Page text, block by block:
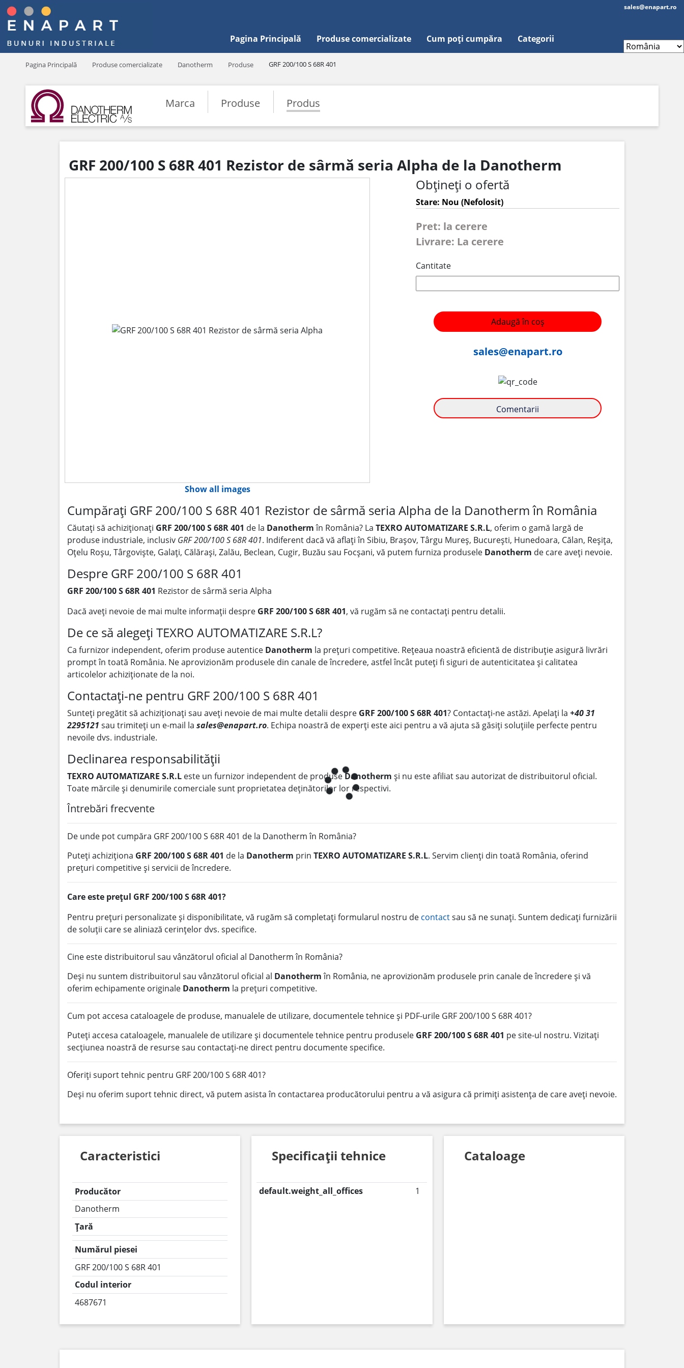
Pagina Principală Produse comercializate Cum poți cumpăra Categorii
sales@enapart.ro
Pagina Principală Produse comercializate Danotherm Produse GRF 200/100 S 68R 401
Marca Produse Produs
GRF 200/100 S 68R 401 Rezistor de sârmă seria Alpha de la Danotherm
Show all images
Obțineți o ofertă
Stare: Nou (Nefolosit)
Pret: la cerere
Livrare: La cerere
Cantitate
Adaugă în coș
sales@enapart.ro
Comentarii
Cumpărați GRF 200/100 S 68R 401 Rezistor de sârmă seria Alpha de la Danotherm în România
Căutați să achiziționați GRF 200/100 S 68R 401 de la Danothermîn România? La TEXRO AUTOMATIZARE S.R.L, oferim o gamă largă de
produse industriale, inclusiv GRF 200/100 S 68R 401. Indiferent dacă vă aflați în Sibiu, Brașov, Târgu Mureș, București, Hunedoara, Călan, Reșița,
Oțelu Roșu, Târgoviște, Galați, Călărași, Zalău, Beclean, Cugir, Buzău sau Focșani, vă putem furniza produsele Danotherm de care aveți nevoie.
Despre GRF 200/100 S 68R 401
GRF 200/100 S 68R 401 Rezistor de sârmă seria Alpha
Dacă aveți nevoie de mai multe informații despre GRF 200/100 S 68R 401, vă rugăm să ne contactați pentru detalii.
De ce să alegeți TEXRO AUTOMATIZARE S.R.L?
Ca furnizor independent, oferim produse autentice Danotherm la prețuri competitive. Rețeaua noastră eficientă de distribuție asigură livrări
prompt în toată România. Ne aprovizionăm produsele din canale de încredere, astfel încât puteți fi siguri de autenticitatea și calitatea
articolelor achiziționate de la noi.
Contactați-ne pentru GRF 200/100 S 68R 401
Sunteți pregătit să achiziționați sau aveți nevoie de mai multe detalii despre GRF 200/100 S 68R 401? Contactați-ne astăzi. Apelați la +40 31
2295121 sau trimiteți un e-mail la sales@enapart.ro. Echipa noastră de experți este aici pentru a vă ajuta să găsiți soluțiile perfecte pentru
nevoile dvs. industriale.
Declinarea responsabilității
TEXRO AUTOMATIZARE S.R.L este un furnizor independent de produseDanotherm și nu este afiliat sau autorizat de distribuitorul oficial.
Toate mărcile și denumirile comerciale sunt proprietatea deținătorilor lor respectivi.
Întrebări frecvente
De unde pot cumpăra GRF 200/100 S 68R 401 de la Danotherm în România?
Puteți achiziționa GRF 200/100 S 68R 401 de la Danotherm prin TEXRO AUTOMATIZARE S.R.L. Servim clienți din toată România, oferind
prețuri competitive și servicii de încredere.
Care este prețul GRF 200/100 S 68R 401?
Pentru prețuri personalizate și disponibilitate, vă rugăm să completați formularul nostru de contactsau să ne sunați. Suntem dedicați furnizării
de soluții care se aliniază cerințelor dvs. specifice.
Cine este distribuitorul sau vânzătorul oficial al Danotherm în România?
Deși nu suntem distribuitorul sau vânzătorul oficial al Danothermîn România, ne aprovizionăm produsele prin canale de încredere și vă
oferim echipamente originale Danotherm la prețuri competitive.
Cum pot accesa cataloagele de produse, manualele de utilizare, documentele tehnice și PDF-urile GRF 200/100 S 68R 401?
Puteți accesa cataloagele, manualele de utilizare și documentele tehnice pentru produsele GRF 200/100 S 68R 401 pe site-ul nostru. Vizitați
secțiunea noastră de resurse sau contactați-ne direct pentru documente specifice.
Oferiți suport tehnic pentru GRF 200/100 S 68R 401?
Deși nu oferim suport tehnic direct, vă putem asista în contactarea producătorului pentru a vă asigura că primiți asistența de care aveți nevoie.
Caracteristici
Producător
Danotherm
Țară
Numărul piesei
GRF 200/100 S 68R 401
Codul interior
4687671
Specificații tehnice
default.weight_all_offices 1
Cataloage